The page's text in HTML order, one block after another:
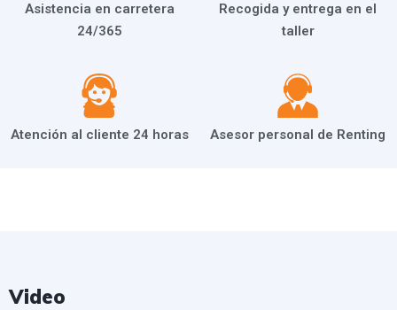
Asistencia en carretera
24/365
Recogida y entrega en el
taller
Atención al cliente 24 horas Asesor personal de Renting
Video